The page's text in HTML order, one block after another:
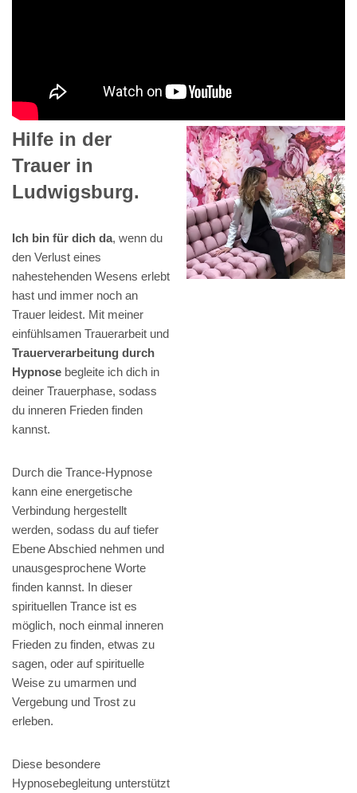
Hilfe in der
Trauer in
Ludwigsburg.
Ich bin für dich da, wenn du
den Verlust eines
nahestehenden Wesens erlebt
hast und immer noch an
Trauer leidest. Mit meiner
einfühlsamen Trauerarbeit und
Trauerverarbeitung durch
Hypnose begleite ich dich in
deiner Trauerphase, sodass
du inneren Frieden finden
kannst.
Durch die Trance-Hypnose
kann eine energetische
Verbindung hergestellt
werden, sodass du auf tiefer
Ebene Abschied nehmen und
unausgesprochene Worte
finden kannst. In dieser
spirituellen Trance ist es
möglich, noch einmal inneren
Frieden zu finden, etwas zu
sagen, oder auf spirituelle
Weise zu umarmen und
Vergebung und Trost zu
erleben.
Diese besondere
Hypnosebegleitung unterstützt